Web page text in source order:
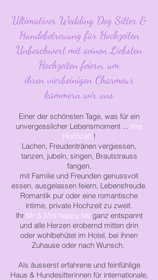
Ultimativer Wedding Dog Sitter &
Hundebetreuung für Hochzeiten
Unbeschwert mit seinen Liebsten
Hochzeiten feiern, um
ihren vierbeinigenCharmeur
kümmern wir uns
Einer der schönsten Tage, was für ein
unvergesslicher Lebensmoment ... ihre
Hochzeit!
Lachen, Freudentränen vergiessen,
tanzen, jubeln, singen, Brautstrauss
fangen,
mit Familie und Freunden genussvoll
essen, ausgelassen feiern, Lebensfreude
Romantik pur oder eine romantische
intime, private Hochzeit zu zweit.
Ihr Mr & Mrs happy tail ganz entspannt
und alle Herzen erobernd mitten drin
oder wohlbehütet im Hotel, bei ihnen
Zuhause oder nach Wunsch.
Als äusserst erfahrene und feinfühlige
Haus & Hundesitterinnen für internationale,